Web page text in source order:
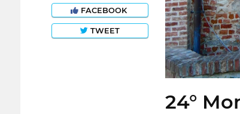
FACEBOOK
TWEET
24°